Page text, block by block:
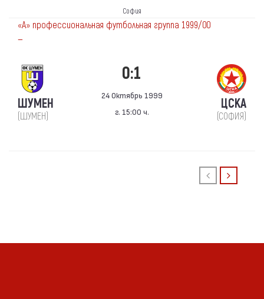
София
«А» профессиональная футбольная группа 1999/00
—
ШУМЕН
(ШУМЕН)
0:1
24 Октябрь 1999
г. 15:00 ч.
ЦСКА
(СОФИЯ)